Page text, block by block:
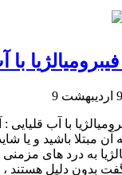
با
9
با آب قلیایی :
آن مبتلا باشید و یا
به درد های
بدون دلیل هستند